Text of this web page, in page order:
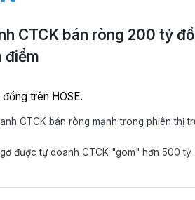
CTCK bán ròng 200 tỷ
điểm
trên HOSE.
CTCK bán ròng mạnh trong phiên thị
được tự doanh CTCK "gom" hơn 500 tỷ